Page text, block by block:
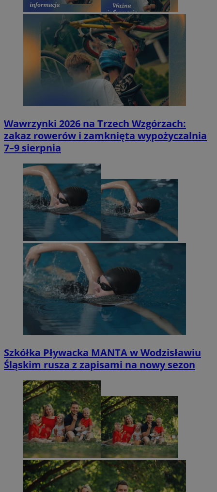
Wawrzynki 2026 na Trzech Wzgórzach:
zakaz rowerów i zamknięta wypożyczalnia
7–9 sierpnia
Szkółka Pływacka MANTA w Wodzisławiu
Śląskim rusza z zapisami na nowy sezon